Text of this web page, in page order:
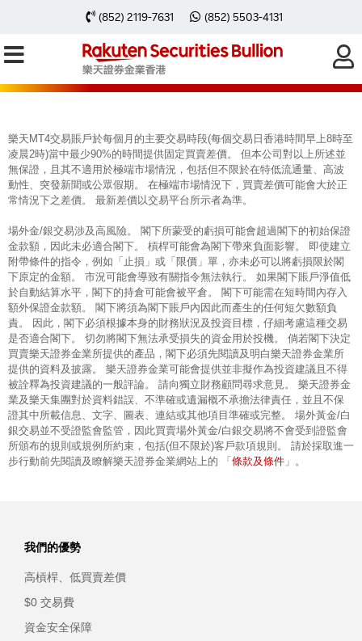
(852) 2119-7631 (852) 5503-4131
每周黃金分析 20250630
樂天MT4交易賬戶於每個月的主要交易時段(每個交易日香港時間早上8時至
凌晨2時)當中最少90%的時間提供固定買賣差價。 但本公司對以上所述並
無保證，且其不適用於極端市場情況，包括但不限於在特低流通量、高波
動性、突發新聞或公眾假期。 在極端市場情況下，買賣差價可能會大於正
常情況下之差價。 最新差價以交易平台所示者為準。
場外金/銀交易涉及高風險。 閣下所蒙受的虧損可能會超過閣下的初始保證
金款額，因此未必適合閣下。 槓桿可能會為閣下帶來負面影響。 即使建立
附帶條件的指令，例如「止損」或「限價」單，亦未必可以將虧損限於閣
下原定的金額。 市況可能會導致有關指令無法執行。 如果閣下賬戶淨值低
於自動結算水平，閣下的持倉可能會被平倉。 閣下可能需在短時間內存入
額外保證金款額。 閣下將須為閣下賬戶內因此而產生的任何短欠數額負
責。 因此，閣下必須根據本身的財務狀況及投資目標，仔細考慮這種交易
是否適合閣下。 切勿將閣下無法承受損失的資金用於投機。 倘若閣下決定
買賣樂天證券金業所提供的產品，閣下必須先閱讀及明白樂天證券金業所
提供的資料及披露。 樂天證券金業可能會提供並非擬作為投資建議且不得
被詮釋為投資建議的一般評論。 請向獨立財務顧問尋求意見。 樂天證券金
業及樂天集團對於資料錯誤、不準確或遺漏概不承擔法律責任，並且不保
證其中所載信息、文字、圖表、連結或其他項目準確或完整。 場外黃金/白
銀交易並不受證監會監管，因此買賣場外黃金/白銀交易將不會受到證監會
所頒布的規則或規例所約束，包括(但不限於)客戶款項規則。 請於採取進一
步行動前先閱讀及瞭解樂天證券金業網站上的 「 條款及條件 」。
我們的優勢
高槓桿、低買賣差價
$0 交易費
資金安全保障